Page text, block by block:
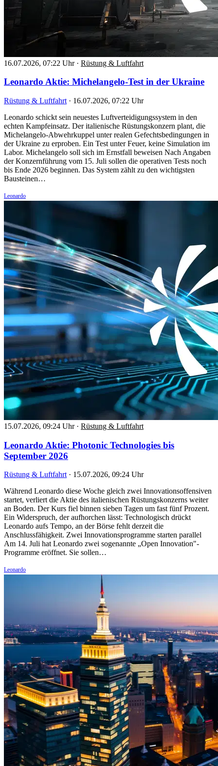
16.07.2026, 07:22 Uhr · Rüstung & Luftfahrt
Leonardo Aktie: Michelangelo-Test in der Ukraine
Rüstung & Luftfahrt · 16.07.2026, 07:22 Uhr
Leonardo schickt sein neuestes Luftverteidigungssystem in den
echten Kampfeinsatz. Der italienische Rüstungskonzern plant, die
Michelangelo-Abwehrkuppel unter realen Gefechtsbedingungen in
der Ukraine zu erproben. Ein Test unter Feuer, keine Simulation im
Labor. Michelangelo soll sich im Ernstfall beweisen Nach Angaben
der Konzernführung vom 15. Juli sollen die operativen Tests noch
bis Ende 2026 beginnen. Das System zählt zu den wichtigsten
Bausteinen…
Leonardo
15.07.2026, 09:24 Uhr · Rüstung & Luftfahrt
Leonardo Aktie: Photonic Technologies bis
September 2026
Rüstung & Luftfahrt · 15.07.2026, 09:24 Uhr
Während Leonardo diese Woche gleich zwei Innovationsoffensiven
startet, verliert die Aktie des italienischen Rüstungskonzerns weiter
an Boden. Der Kurs fiel binnen sieben Tagen um fast fünf Prozent.
Ein Widerspruch, der aufhorchen lässt: Technologisch drückt
Leonardo aufs Tempo, an der Börse fehlt derzeit die
Anschlussfähigkeit. Zwei Innovationsprogramme starten parallel
Am 14. Juli hat Leonardo zwei sogenannte „Open Innovation"-
Programme eröffnet. Sie sollen…
Leonardo